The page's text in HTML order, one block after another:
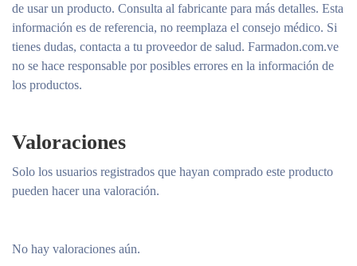
de usar un producto. Consulta al fabricante para más detalles. Esta
información es de referencia, no reemplaza el consejo médico. Si
tienes dudas, contacta a tu proveedor de salud. Farmadon.com.ve
no se hace responsable por posibles errores en la información de
los productos.
Valoraciones
No hay valoraciones aún.
Solo los usuarios registrados que hayan comprado este producto
pueden hacer una valoración.